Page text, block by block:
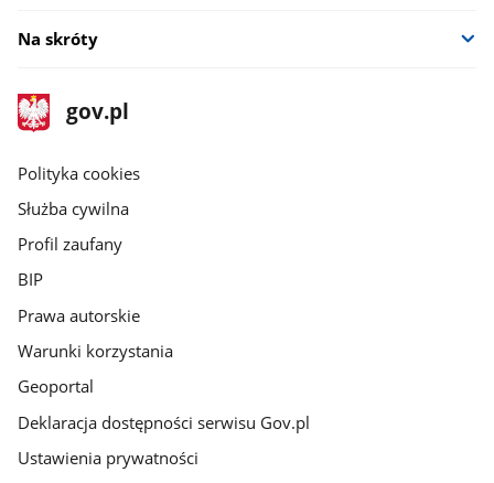
Na skróty
stopka
gov.pl
Strona
gov.pl
gov.pl
Polityka cookies
Służba cywilna
Profil zaufany
BIP
Prawa autorskie
Warunki korzystania
Geoportal
Deklaracja dostępności serwisu Gov.pl
Ustawienia prywatności